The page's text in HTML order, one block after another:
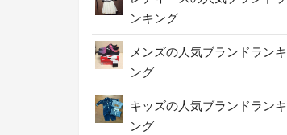
ンキング
メンズの人気ブランドランキ
ング
キッズの人気ブランドランキ
ング